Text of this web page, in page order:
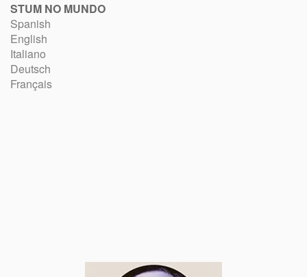
STUM NO MUNDO
Spanish
English
Italiano
Deutsch
Français